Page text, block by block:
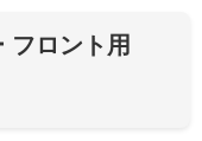
フロント用